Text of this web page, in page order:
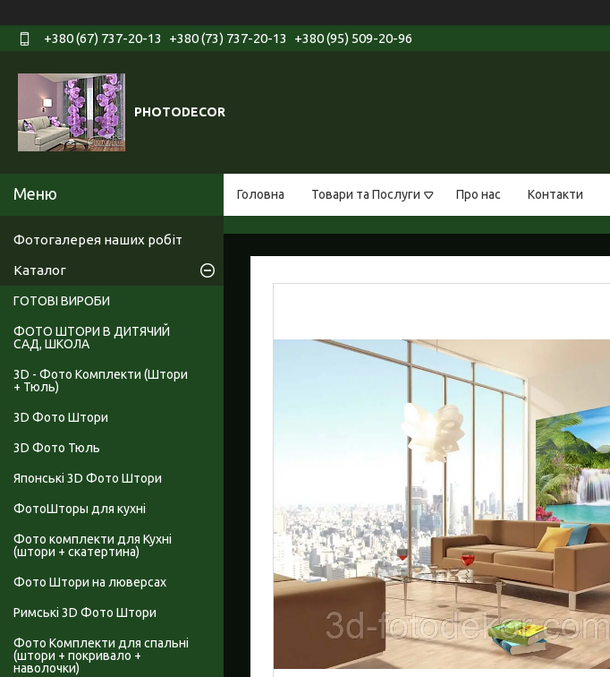
+380 (67) 737-20-13 +380 (73) 737-20-13 +380 (95) 509-20-96
PHOTODECOR
Головна Товари та Послуги Про нас Контакти
Фотогалерея наших робіт
Каталог
ГОТОВІ ВИРОБИ
ФОТО ШТОРИ В ДИТЯЧИЙ
САД, ШКОЛА
3D - Фото Комплекти (Штори
+ Тюль)
3D Фото Штори
3D Фото Тюль
Японські 3D Фото Штори
ФотоШторы для кухні
Фото комплекти для Кухні
(штори + скатертина)
Фото Штори на люверсах
Римські 3D Фото Штори
Фото Комплекти для спальні
(штори + покривало +
наволочки)